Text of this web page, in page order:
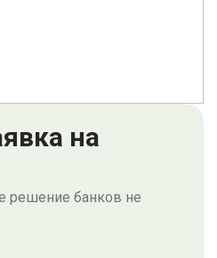
на
решение банков не